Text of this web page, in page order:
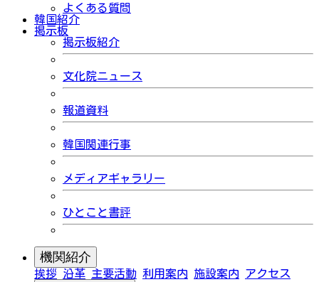
よくある質問
韓国紹介
掲示板
掲示板紹介
文化院ニュース
報道資料
韓国関連行事
メディアギャラリー
ひとこと書評
機関紹介
挨拶 沿革 主要活動 利用案内 施設案内 アクセス